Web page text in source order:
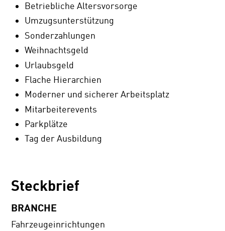
Betriebliche Altersvorsorge
Umzugsunterstützung
Sonderzahlungen
Weihnachtsgeld
Urlaubsgeld
Flache Hierarchien
Moderner und sicherer Arbeitsplatz
Mitarbeiterevents
Parkplätze
Tag der Ausbildung
Steckbrief
BRANCHE
Fahrzeugeinrichtungen